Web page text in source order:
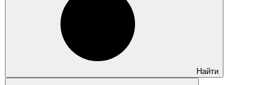
Найти